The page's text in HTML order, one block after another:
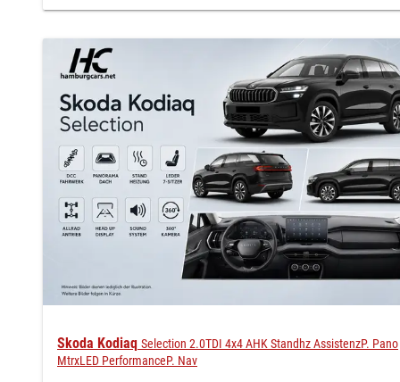
Skoda Kodiaq Selection 2.0TDI 4x4 AHK Standhz AssistenzP. Pano
MtrxLED PerformanceP. Nav